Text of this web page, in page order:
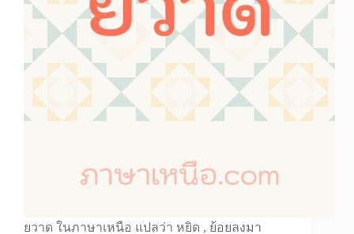
ยวาด ในภาษาเหนือ แปลว่า หยิด , ย้อยลงมา